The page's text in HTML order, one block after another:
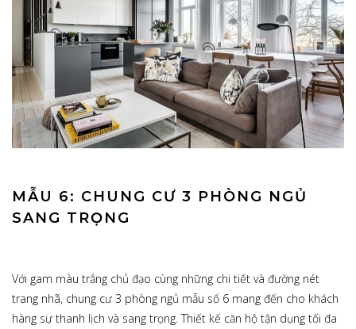
MẪU 6: CHUNG CƯ 3 PHÒNG NGỦ
SANG TRỌNG
Với gam màu trắng chủ đạo cùng những chi tiết và đường nét
trang nhã, chung cư 3 phòng ngủ mẫu số 6 mang đến cho khách
hàng sự thanh lịch và sang trọng. Thiết kế căn hộ tận dụng tối đa